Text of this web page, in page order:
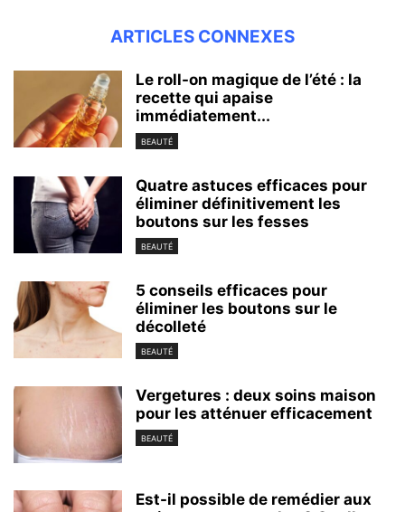
ARTICLES CONNEXES
Le roll-on magique de l’été : la
recette qui apaise
immédiatement...
BEAUTÉ
Quatre astuces efficaces pour
éliminer définitivement les
boutons sur les fesses
BEAUTÉ
5 conseils efficaces pour
éliminer les boutons sur le
décolleté
BEAUTÉ
Vergetures : deux soins maison
pour les atténuer efficacement
BEAUTÉ
Est-il possible de remédier aux